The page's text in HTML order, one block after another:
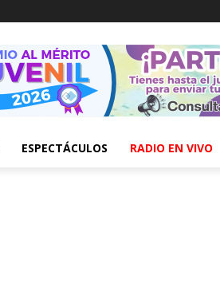
ESPECTÁCULOS RADIO EN VIVO